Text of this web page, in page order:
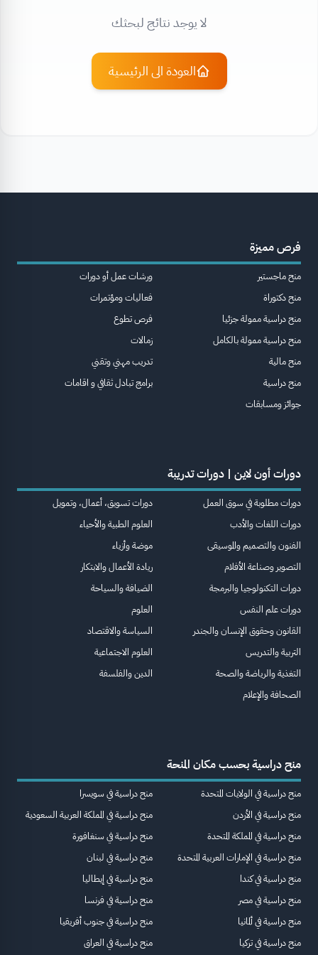
لا يوجد نتائج لبحثك
العودة الى الرئيسية
فرص مميزة
منح ماجستير
منح دكتوراة
منح دراسية ممولة جزئيا
منح دراسية ممولة بالكامل
منح مالية
منح دراسية
جوائز ومسابقات
ورشات عمل أو دورات
فعاليات ومؤتمرات
فرص تطوع
زمالات
تدريب مهني وتقني
برامج تبادل ثقافي و اقامات
دورات أون لاين | دورات تدريبة
دورات مطلوبة في سوق العمل
دورات اللغات والأدب
الفنون والتصميم والموسيقى
التصوير وصناعة الأفلام
دورات التكنولوجيا والبرمجة
دورات علم النفس
القانون وحقوق الإنسان والجندر
التربية والتدريس
التغذية والرياضة والصحة
الصحافة والإعلام
دورات تسويق، أعمال، وتمويل
العلوم الطبية والأحياء
موضة وأزياء
ريادة الأعمال والابتكار
الضيافة والسياحة
العلوم
السياسة والاقتصاد
العلوم الاجتماعية
الدين والفلسفة
منح دراسية بحسب مكان المنحة
منح دراسية في الولايات المتحدة
منح دراسية في الأردن
منح دراسية في المملكة المتحدة
منح دراسية في الإمارات العربية المتحدة
منح دراسية في كندا
منح دراسية في مصر
منح دراسية في ألمانيا
منح دراسية في تركيا
منح دراسية في سويسرا
منح دراسية في المملكة العربية السعودية
منح دراسية في سنغافورة
منح دراسية في لبنان
منح دراسية في إيطاليا
منح دراسية في فرنسا
منح دراسية في جنوب أفريقيا
منح دراسية في العراق